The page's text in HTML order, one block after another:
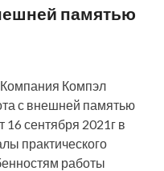
памятью
Компэл
с внешней памятью
16 сентября 2021г в
практического
работы